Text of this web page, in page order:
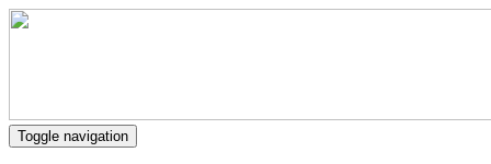
Toggle navigation